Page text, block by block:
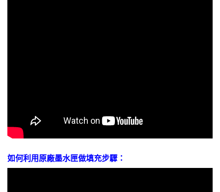
如何利用原廠墨水匣做填充步驟：